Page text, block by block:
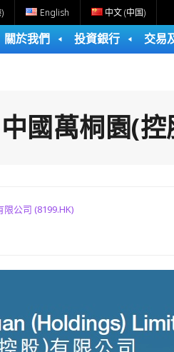
English 中文 (中国)
關於我們 投資銀行 交易
中國萬桐園(
公司 (8199.HK)